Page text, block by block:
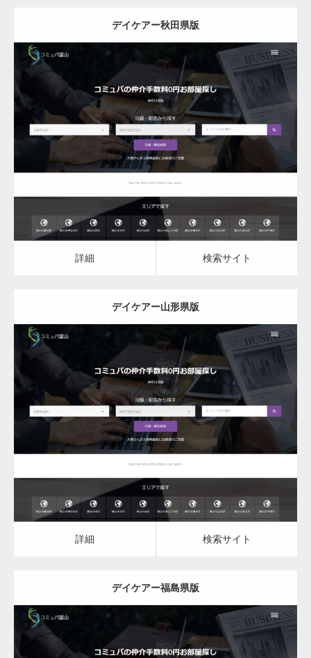
デイケアー秋田県版
更新日： 2023.03.09
デイケア
詳細 検索サイト
詳細 検索サイト
デイケアー山形県版
更新日： 2023.03.09
デイケア
詳細 検索サイト
詳細 検索サイト
デイケアー福島県版
変幻自在、あらゆる業種に対応可能な新しい
カスタム投稿タイプ実…
一般社団法人高齢者支援協会がコミュパ.com